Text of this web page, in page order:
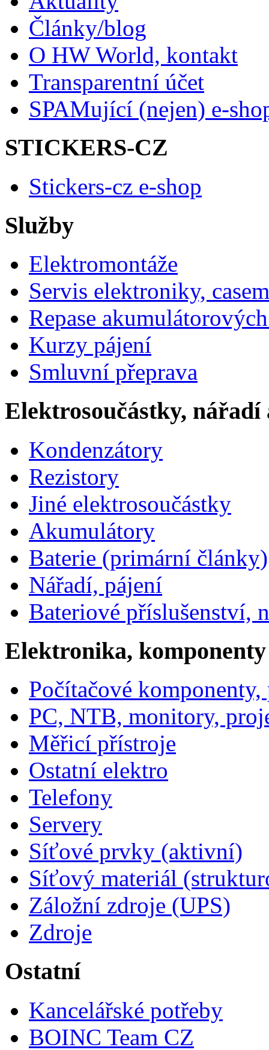
Články/blog
O HW World, kontakt
Transparentní účet
SPAMující (nejen) e-
STICKERS-CZ
Stickers-cz e-shop
Služby
Elektromontáže
Servis elektroniky,
Repase
Kurzy pájení
Smluvní přeprava
Elektrosoučástky, nářadí
Kondenzátory
Rezistory
Jiné elektrosoučástky
Akumulátory
Baterie (primární články)
Nářadí, pájení
Bateriové příslušenství,
Elektronika, komponenty
Počítačové
PC, NTB, monitory,
Měřicí přístroje
Ostatní elektro
Telefony
Servery
Síťové prvky (aktivní)
Síťový materiál
Záložní zdroje (UPS)
Zdroje
Ostatní
Kancelářské potřeby
BOINC Team CZ